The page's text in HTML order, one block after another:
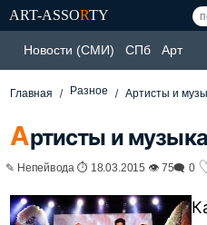
ART-ASSORTY
Новости (СМИ) СПб Арт
Главная Разное Артисты и
Артисты и
✎ Непейвода ⏱ 18.03.2015 👁 75🗨 0